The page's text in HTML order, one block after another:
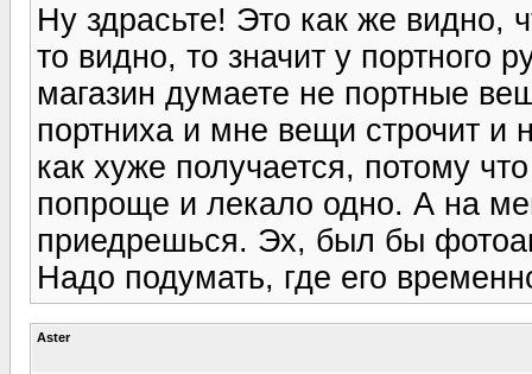
Ну здрасьте! Это как же видно,
то видно, то значит у портного
магазин думаете не портные
портниха и мне вещи строчит и
как хуже получается, потому
попроще и лекало одно. А на
приедрешься. Эх, был бы
Надо подумать, где его
Aster